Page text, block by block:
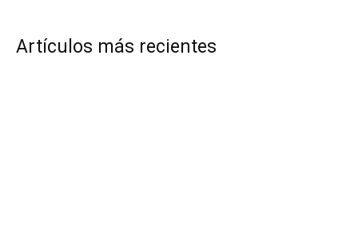
Artículos más recientes